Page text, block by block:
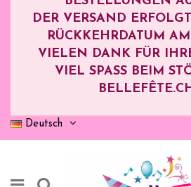
DER VERSAND
RÜCKKEHRDATUM AM
VIELEN DANK FÜR
VIEL SPASS BEIM
ELLEFÊTE.CH !
Deutsch